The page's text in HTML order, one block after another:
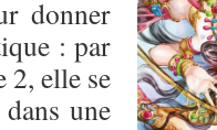
donner
: par
2, elle se
dans une